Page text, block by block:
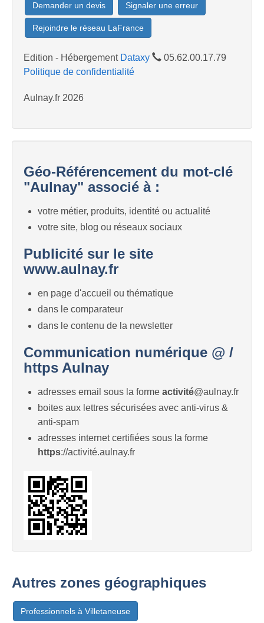
Demander un devis Signaler une erreur
Rejoindre le réseau LaFrance
Edition - Hébergement Dataxy
05.62.00.17.79
Politique de confidentialité
Aulnay.fr 2026
Géo-Référencement du mot-clé
"Aulnay" associé à :
votre métier, produits, identité ou actualité
votre site, blog ou réseaux sociaux
Publicité sur le site
www.aulnay.fr
en page d'accueil ou thématique
dans le comparateur
dans le contenu de la newsletter
Communication numérique @ /
https Aulnay
adresses email sous la forme activité@aulnay.fr
boites aux lettres sécurisées avec anti-virus &
anti-spam
adresses internet certifiées sous la forme
https://activité.aulnay.fr
Autres zones géographiques
Professionnels à Villetaneuse